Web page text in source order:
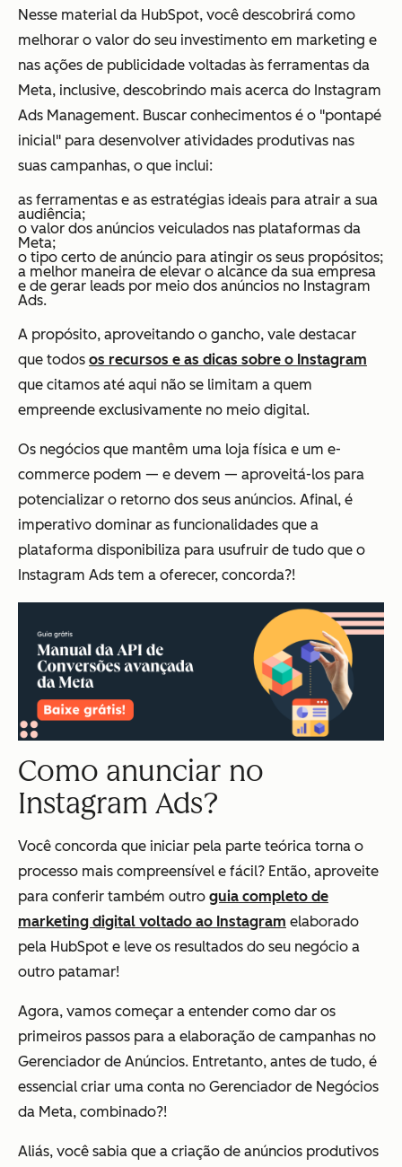
Nesse material da HubSpot, você descobrirá como
melhorar o valor do seu investimento em marketing e
nas ações de publicidade voltadas às ferramentas da
Meta, inclusive, descobrindo mais acerca do Instagram
Ads Management. Buscar conhecimentos é o "pontapé
inicial" para desenvolver atividades produtivas nas
suas campanhas, o que inclui:
as ferramentas e as estratégias ideais para atrair a sua
audiência;
o valor dos anúncios veiculados nas plataformas da
Meta;
o tipo certo de anúncio para atingir os seus propósitos;
a melhor maneira de elevar o alcance da sua empresa
e de gerar leads por meio dos anúncios no Instagram
Ads.
A propósito, aproveitando o gancho, vale destacar
que todos os recursos e as dicas sobre o Instagram
que citamos até aqui não se limitam a quem
empreende exclusivamente no meio digital.
Os negócios que mantêm uma loja física e um e-
commerce podem — e devem — aproveitá-los para
potencializar o retorno dos seus anúncios. Afinal, é
imperativo dominar as funcionalidades que a
plataforma disponibiliza para usufruir de tudo que o
Instagram Ads tem a oferecer, concorda?!
Como anunciar no
Instagram Ads?
Você concorda que iniciar pela parte teórica torna o
processo mais compreensível e fácil? Então, aproveite
para conferir também outro guia completo de
marketing digital voltado ao Instagram elaborado
pela HubSpot e leve os resultados do seu negócio a
outro patamar!
Agora, vamos começar a entender como dar os
primeiros passos para a elaboração de campanhas no
Gerenciador de Anúncios. Entretanto, antes de tudo, é
essencial criar uma conta no Gerenciador de Negócios
da Meta, combinado?!
Aliás, você sabia que a criação de anúncios produtivos